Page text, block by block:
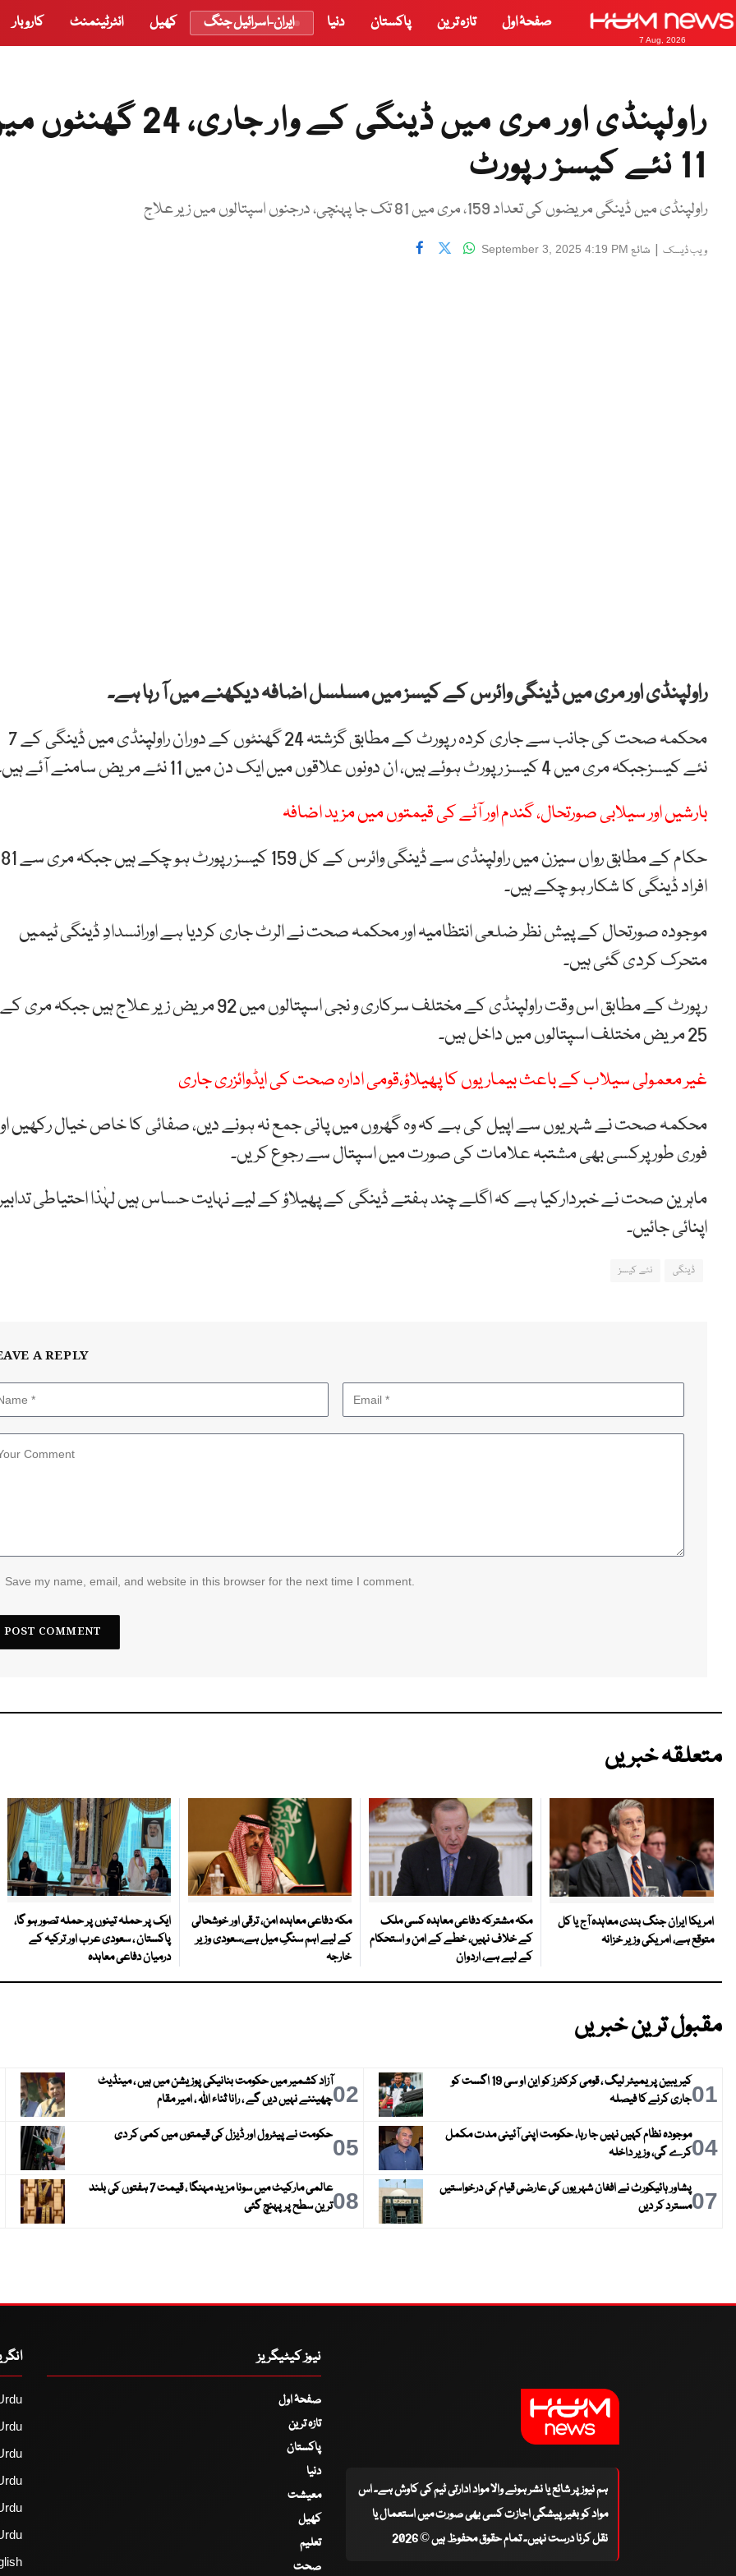
7 Aug, 2026
صفحۂ اول تازہ ترین پاکستان دنیا ایران-اسرائیل جنگ کھیل انٹرٹینمنٹ کاروبار
راولپنڈی اور مری میں ڈینگی کے وار جاری، 24
11 نئے کیسز رپورٹ
راولپنڈی میں ڈینگی مریضوں کی تعداد 159، مری میں 81 تک جا پہنچی، درجنوں اسپتالوں میں زیر علاج
ویب ڈیسک | شائع September 3, 2025 4:19 PM
راولپنڈی اور مری میں ڈینگی وائرس کے کیسز میں مسلسل اضافہ دیکھنے میں آ رہا ہے۔
محکمہ صحت کی جانب سے جاری کردہ رپورٹ کے مطابق گزشتہ 24 گھنٹوں کے دوران راولپنڈی میں ڈینگی کے 7
نئے کیسزجبکہ مری میں 4 کیسز رپورٹ ہوئے ہیں، ان دونوں علاقوں میں ایک دن میں 11 نئے مریض سامنے آئے ہیں۔
بارشیں اور سیلابی صورتحال، گندم اور آٹے کی قیمتوں میں مزید اضافہ
حکام کے مطابق رواں سیزن میں راولپنڈی سے ڈینگی وائرس کے کل 159 کیسز رپورٹ ہو چکے ہیں جبکہ مری سے 81
افراد ڈینگی کا شکار ہو چکے ہیں۔
موجودہ صورتحال کے پیش نظر ضلعی انتظامیہ اور محکمہ صحت نے الرٹ جاری کردیا ہے اورانسدادِ ڈینگی ٹیمیں
متحرک کردی گئی ہیں۔
رپورٹ کے مطابق اس وقت راولپنڈی کے مختلف سرکاری و نجی اسپتالوں میں 92 مریض زیر علاج ہیں جبکہ مری کے
25 مریض مختلف اسپتالوں میں داخل ہیں۔
غیر معمولی سیلاب کے باعث بیماریوں کا پھیلاؤ،قومی ادارہ صحت کی ایڈوائزری جاری
محکمہ صحت نے شہریوں سے اپیل کی ہے کہ وہ گھروں میں پانی جمع نہ ہونے دیں، صفائی کا خاص خیال رکھیں
فوری طور پرکسی بھی مشتبہ علامات کی صورت میں اسپتال سے رجوع کریں۔
ماہرین صحت نے خبردارکیا ہے کہ اگلے چند ہفتے ڈینگی کے پھیلاؤ کے لیے نہایت حساس ہیں لہٰذا احتیاطی
اپنائی جائیں۔
ڈینگی نئے کیسز
A REPLY
Save my name, email, and website in this browser for the next time I comment.
متعلقہ خبریں
امریکا ایران جنگ بندی معاہدہ آج یا کل
متوقع ہے، امریکی وزیر خزانہ
مکہ مشترکہ دفاعی معاہدہ کسی ملک
کے خلاف نہیں، خطے کے امن و استحکام
کے لیے ہے، اردوان
مکہ دفاعی معاہدہ امن، ترقی اور خوشحالی
کے لیے اہم سنگِ میل ہے،سعودی وزیر
خارجہ
ایک پر حملہ تینوں پر حملہ تصور ہو گا،
پاکستان ، سعودی عرب اور ترکیہ کے
درمیان دفاعی معاہدہ
مقبول ترین خبریں
01
کیریبین پریمیئر لیگ ، قومی کرکٹرز کو این او سی 19 اگست کو
جاری کرنے کا فیصلہ
02آزاد کشمیر میں حکومت بنانیکی پوزیشن میں ہیں ، مینڈیٹ
چھیننے نہیں دیں گے ، رانا ثناء اللہ ، امیر مقام
04موجودہ نظام کہیں نہیں جا رہا، حکومت اپنی آئینی مدت مکمل
کرے گی، وزیر داخلہ
05حکومت نے پیٹرول اور ڈیزل کی قیمتوں میں کمی کر دی
07پشاور ہائیکورٹ نے افغان شہریوں کی عارضی قیام کی درخواستیں
مسترد کر دیں
08
عالمی مارکیٹ میں سونا مزید مہنگا ، قیمت 7 ہفتوں کی بلند
ترین سطح پر پہنچ گئی
ہم نیوز پر شائع یا نشر ہونے والا مواد ادارتی ٹیم کی کاوش ہے۔ اس
مواد کو بغیر پیشگی اجازت کسی بھی صورت میں استعمال یا
نقل کرنا درست نہیں۔ تمام حقوق محفوظ ہیں © 2026
نیوز کیٹیگریز
صفحۂ اول
تازہ ترین
پاکستان
دنیا
معیشت
کھیل
تعلیم
صحت